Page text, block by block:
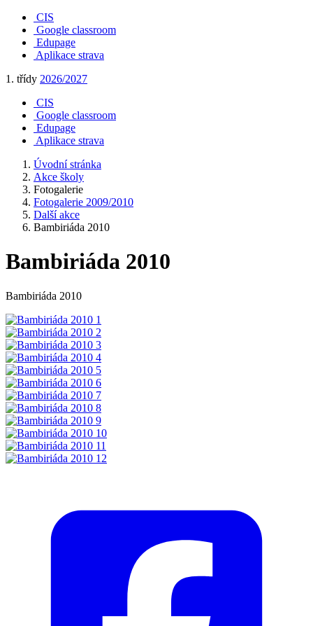
CIS
Google classroom
Edupage
Aplikace strava
1. třídy 2026/2027
CIS
Google classroom
Edupage
Aplikace strava
Úvodní stránka
Akce školy
Fotogalerie
Fotogalerie 2009/2010
Další akce
Bambiriáda 2010
Bambiriáda 2010
Bambiriáda 2010